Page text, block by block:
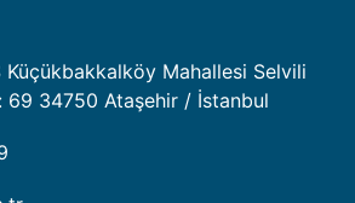
Küçükbakkalköy Mahallesi Selvili
69 34750 Ataşehir / İstanbul